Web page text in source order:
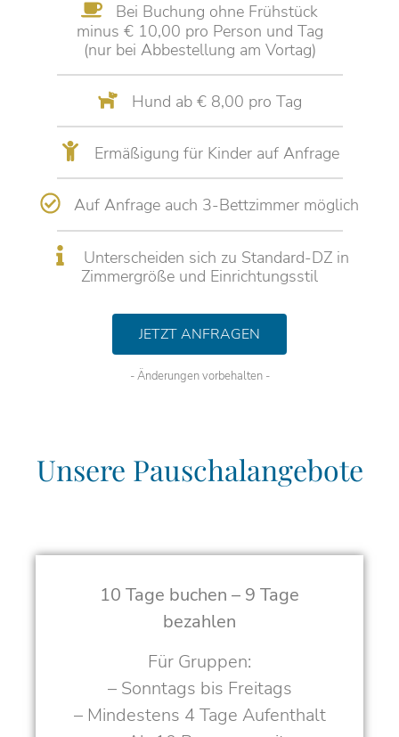
Bei Buchung ohne Frühstück
minus € 10,00 pro Person und Tag
(nur bei Abbestellung am Vortag)
Hund ab € 8,00 pro Tag
Ermäßigung für Kinder auf Anfrage
Auf Anfrage auch 3-Bettzimmer möglich
Unterscheiden sich zu Standard-DZ in
Zimmergröße und Einrichtungsstil
JETZT ANFRAGEN
- Änderungen vorbehalten -
Unsere Pauschalangebote
10 Tage buchen – 9 Tage
bezahlen
Für Gruppen:
– Sonntags bis Freitags
– Mindestens 4 Tage Aufenthalt